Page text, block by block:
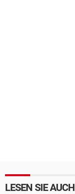
LESEN SIE AUCH